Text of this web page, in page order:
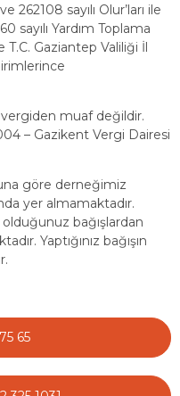
262108 sayılı Olur’ları ile
sayılı Yardım Toplama
Gaziantep Valiliği İl
vergiden muaf değildir.
– Gazikent Vergi Dairesi
göre derneğimiz
yer almamaktadır.
olduğunuz bağışlardan
Yaptığınız bağışın
65